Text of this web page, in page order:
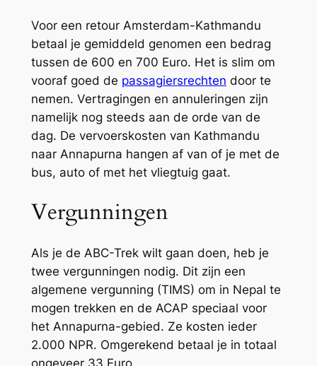
Voor een retour Amsterdam-Kathmandu
betaal je gemiddeld genomen een bedrag
tussen de 600 en 700 Euro. Het is slim om
vooraf goed de passagiersrechten door te
nemen. Vertragingen en annuleringen zijn
namelijk nog steeds aan de orde van de
dag. De vervoerskosten van Kathmandu
naar Annapurna hangen af van of je met de
bus, auto of met het vliegtuig gaat.
Vergunningen
Als je de ABC-Trek wilt gaan doen, heb je
twee vergunningen nodig. Dit zijn een
algemene vergunning (TIMS) om in Nepal te
mogen trekken en de ACAP speciaal voor
het Annapurna-gebied. Ze kosten ieder
2.000 NPR. Omgerekend betaal je in totaal
ongeveer 33 Euro.